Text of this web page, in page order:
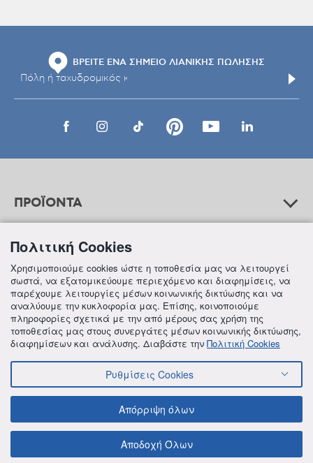
ΒΡΕΙΤΕ ΕΝΑ ΣΗΜΕΙΟ ΛΙΑΝΙΚΗΣ ΠΩΛΗΣΗΣ
ΠΡΟΪΟΝΤΑ
ΒΟΗΘΕΙΑ
ΠΛΗΡΟΦΟΡΙΕΣ
© 2018 FREZYDERM A.B.Ε.E. ALL RIGHTS RESERVED
ΠΟΛΙΤΙΚΗ ΕΣΩΤΕΡΙΚΩΝ ΑΝΑΦΟΡΩΝ & ΚΑΤΑΓΓΕΛΙΩΝ (Ν. 4990/22)
ΠΟΛΙΤΙΚΗ ΑΠΟΡΡΗΤΟΥ ΤΗΣ FREZYDERM
ΠΟΛΙΤΙΚΗ ΓΙΑ ΤΑ COOKIES
ΟΙΚΟΝΟΜΙΚΑ ΣΤΟΙΧΕΙΑ ΤΗΣ FREZYDERM
Πολιτική Cookies
Χρησιμοποιούμε cookies ώστε η τοποθεσία μας να λειτουργεί
σωστά, να εξατομικεύουμε περιεχόμενο και διαφημίσεις, να
παρέχουμε λειτουργίες μέσων κοινωνικής δικτύωσης και να
αναλύουμε την κυκλοφορία μας. Επίσης, κοινοποιούμε
πληροφορίες σχετικά με την από μέρους σας χρήση της
τοποθεσίας μας στους συνεργάτες μέσων κοινωνικής δικτύωσης,
διαφημίσεων και ανάλυσης. Διαβάστε την Πολιτική Cookies
Ρυθμίσεις Cookies
Απόρριψη όλων
Αποδοχή Όλων